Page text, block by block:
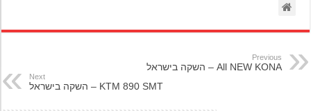
Previous
All NEW KONA – השקה בישראל
Next
KTM 890 SMT – השקה בישראל